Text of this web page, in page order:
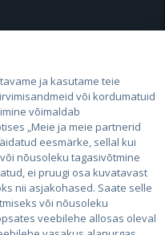
ja kasutame teie
või kordumatuid
võimaldab
„Meie ja meie partnerid
eesmärke, sellal kui
nõusoleku tagasivõtmine
ei pruugi osa kuvatavast
nii asjakohased. Saate selle
või nõusoleku
veebilehe allosas oleval